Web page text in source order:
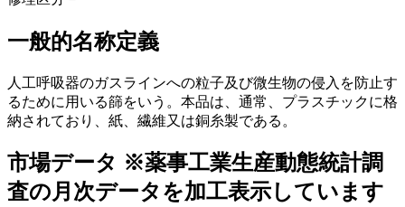
一般的名称定義
人工呼吸器のガスラインへの粒子及び微生物の侵入を防止す
るために用いる篩をいう。本品は、通常、プラスチックに格
納されており、紙、繊維又は銅糸製である。
市場データ ※薬事工業生産動態統計調
査の月次データを加工表示しています